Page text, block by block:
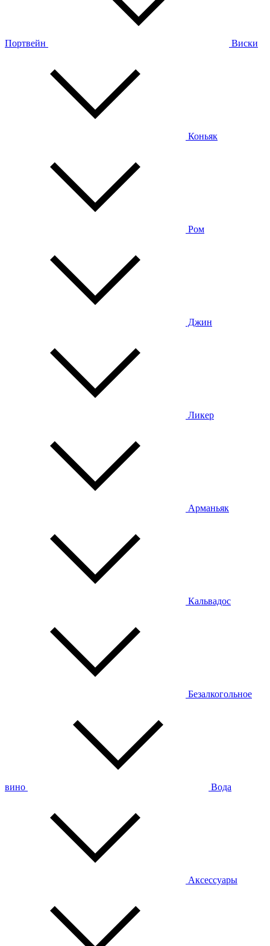
Портвейн Виски
Коньяк
Ром
Джин
Ликер
Арманьяк
Кальвадос
Безалкогольное
вино Вода
Аксессуары